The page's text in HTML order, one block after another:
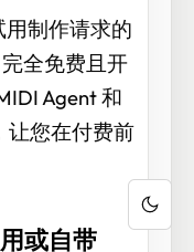
制作请求的
全免费且开
Agent 和
让您在付费前
或自带